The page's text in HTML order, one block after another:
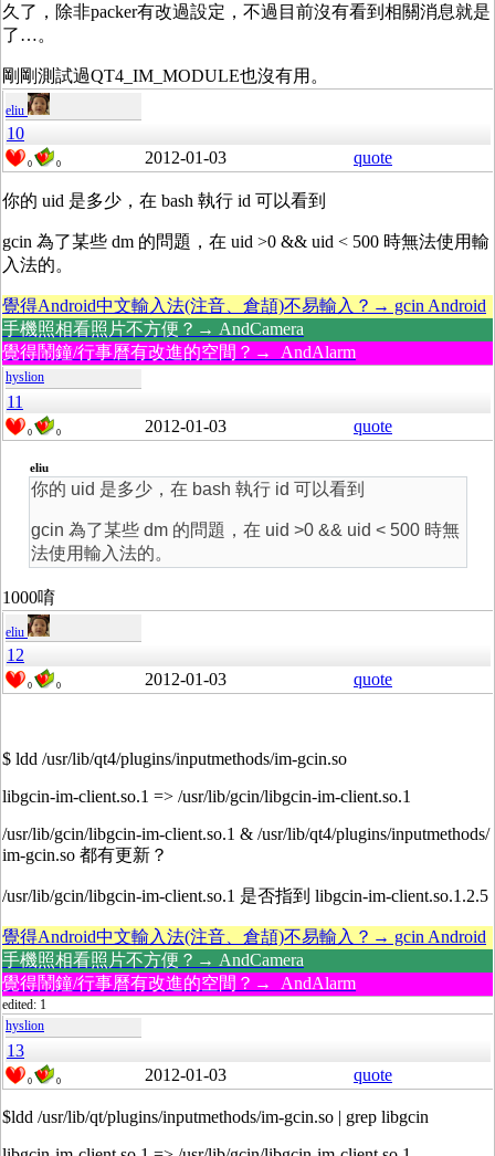
久了，除非packer有改過設定，不過目前沒有看到相關消息就是
了…。
剛剛測試過QT4_IM_MODULE也沒有用。
eliu
10
0 0 2012-01-03 quote
你的 uid 是多少，在 bash 執行 id 可以看到
gcin 為了某些 dm 的問題，在 uid >0 && uid < 500 時無法使用輸
入法的。
覺得Android中文輸入法(注音、倉頡)不易輸入？→ gcin Android
手機照相看照片不方便？→ AndCamera
覺得鬧鐘/行事曆有改進的空間？→ AndAlarm
hyslion
11
0 0 2012-01-03 quote
eliu
你的 uid 是多少，在 bash 執行 id 可以看到
gcin 為了某些 dm 的問題，在 uid >0 && uid < 500 時無
法使用輸入法的。
1000唷
eliu
12
0 0 2012-01-03 quote
$ ldd /usr/lib/qt4/plugins/inputmethods/im-gcin.so
libgcin-im-client.so.1 => /usr/lib/gcin/libgcin-im-client.so.1
/usr/lib/gcin/libgcin-im-client.so.1 & /usr/lib/qt4/plugins/inputmethods/
im-gcin.so 都有更新？
/usr/lib/gcin/libgcin-im-client.so.1 是否指到 libgcin-im-client.so.1.2.5
覺得Android中文輸入法(注音、倉頡)不易輸入？→ gcin Android
手機照相看照片不方便？→ AndCamera
覺得鬧鐘/行事曆有改進的空間？→ AndAlarm
edited: 1
hyslion
13
0 0 2012-01-03 quote
$ldd /usr/lib/qt/plugins/inputmethods/im-gcin.so | grep libgcin